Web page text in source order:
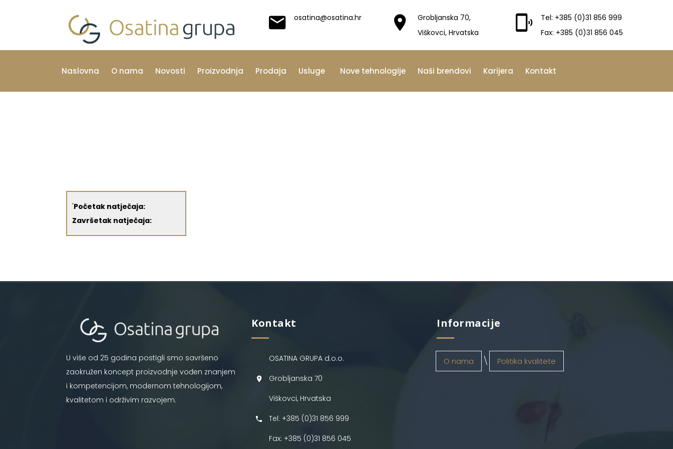
osatina@osatina.hr
Grobljanska 70,
Viškovci, Hrvatska
Tel: +385 (0)31 856 999
Fax: +385 (0)31 856 045
Naslovna O nama Novosti Proizvodnja Prodaja Usluge Nove tehnologije Naši brendovi Karijera Kontakt
'Početak natječaja:
Završetak natječaja:
U više od 25 godina postigli smo savršeno
zaokružen koncept proizvodnje vođen znanjem
i kompetencijom, modernom tehnologijom,
kvalitetom i održivim razvojem.
Kontakt
OSATINA GRUPA d.o.o.
Grobljanska 70
Viškovci, Hrvatska
Tel: +385 (0)31 856 999
Fax: +385 (0)31 856 045
Informacije
O nama Politika kvalitete